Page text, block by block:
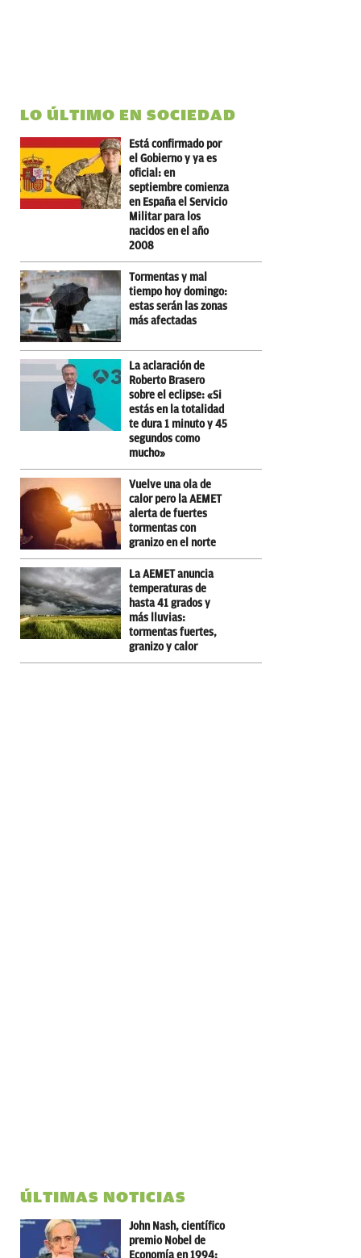
LO ÚLTIMO EN SOCIEDAD
Está confirmado por
el Gobierno y ya es
oficial: en
septiembre comienza
en España el Servicio
Militar para los
nacidos en el año
2008
Tormentas y mal
tiempo hoy domingo:
estas serán las zonas
más afectadas
La aclaración de
Roberto Brasero
sobre el eclipse: «Si
estás en la totalidad
te dura 1 minuto y 45
segundos como
mucho»
Vuelve una ola de
calor pero la AEMET
alerta de fuertes
tormentas con
granizo en el norte
La AEMET anuncia
temperaturas de
hasta 41 grados y
más lluvias:
tormentas fuertes,
granizo y calor
ÚLTIMAS NOTICIAS
John Nash, científico
premio Nobel de
Economía en 1994: